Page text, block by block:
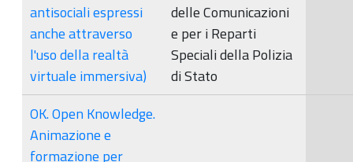
antisociali espressi
anche attraverso
l'uso della realtà
virtuale immersiva)
delle Comunicazioni
e per i Reparti
Speciali della Polizia
di Stato
OK. Open Knowledge.
Animazione e
formazione per